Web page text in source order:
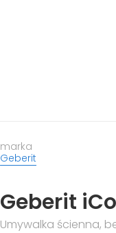
marka
Geberit
Geberit
Umywalka ścienna,